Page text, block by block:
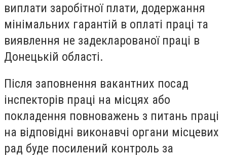
виплати заробітної плати, додержання
мінімальних гарантій в оплаті праці та
виявлення не задекларованої праці в
Донецькій області.
Після заповнення вакантних посад
інспекторів праці на місцях або
покладення повноважень з питань праці
на відповідні виконавчі органи місцевих
рад буде посилений контроль за